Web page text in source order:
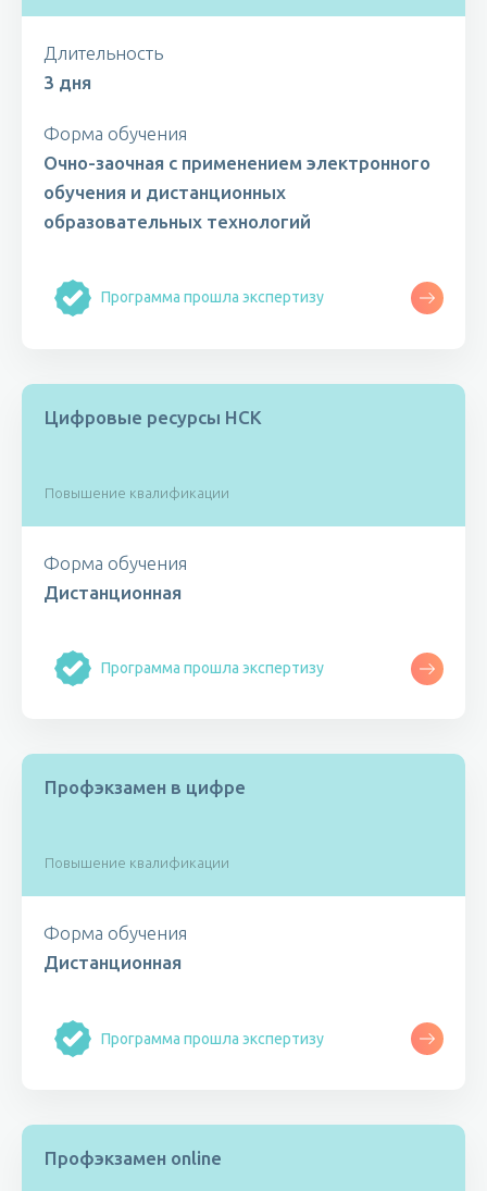
Длительность
3 дня
Форма обучения
Очно-заочная с применением электронного
обучения и дистанционных
образовательных технологий
Программа прошла экспертизу
Цифровые ресурсы НСК
Повышение квалификации
Форма обучения
Дистанционная
Программа прошла экспертизу
Профэкзамен в цифре
Повышение квалификации
Форма обучения
Дистанционная
Программа прошла экспертизу
Профэкзамен online